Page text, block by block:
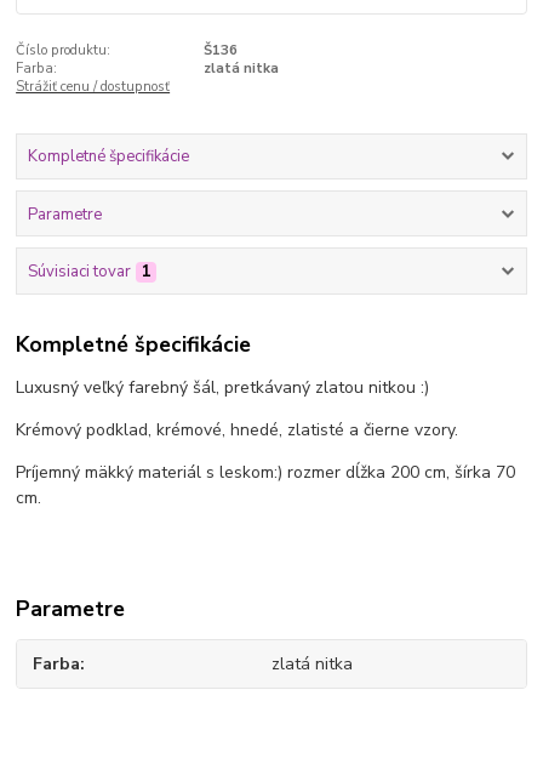
Číslo produktu:
Š136
Farba:
zlatá nitka
Strážiť cenu / dostupnosť
Kompletné špecifikácie
Parametre
Súvisiaci tovar 1
Kompletné špecifikácie
Luxusný veľký farebný šál, pretkávaný zlatou nitkou :)
Krémový podklad, krémové, hnedé, zlatisté a čierne vzory.
Príjemný mäkký materiál s leskom:) rozmer dĺžka 200 cm, šírka 70
cm.
Parametre
Farba zlatá nitka